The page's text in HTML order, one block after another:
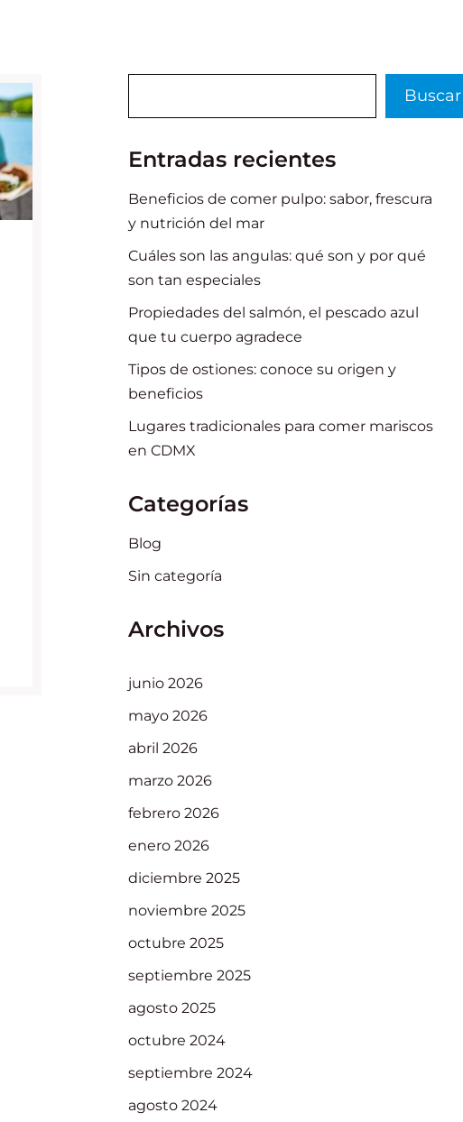
Buscar
Entradas recientes
Beneficios de comer pulpo: sabor, frescura
y nutrición del mar
Cuáles son las angulas: qué son y por qué
son tan especiales
Propiedades del salmón, el pescado azul
que tu cuerpo agradece
Tipos de ostiones: conoce su origen y
beneficios
Lugares tradicionales para comer mariscos
en CDMX
Categorías
Blog
Sin categoría
Archivos
junio 2026
mayo 2026
abril 2026
marzo 2026
febrero 2026
enero 2026
diciembre 2025
noviembre 2025
octubre 2025
septiembre 2025
agosto 2025
octubre 2024
septiembre 2024
agosto 2024